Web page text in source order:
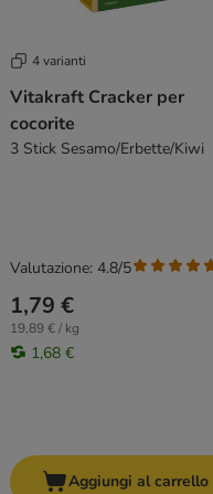
4 varianti
Vitakraft Cracker per
cocorite
3 Stick Sesamo/Erbette/Kiwi
1,79 €
19,89 € / kg
1,68 €
Valutazione: 4.8/5
Aggiungi al carrello